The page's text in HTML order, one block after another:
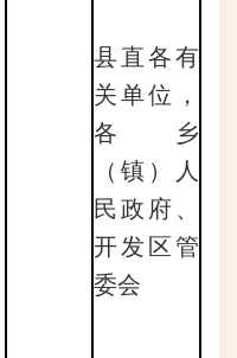
县直各有
关单位，
各乡
（镇）人
民政府、
开发区管
委会